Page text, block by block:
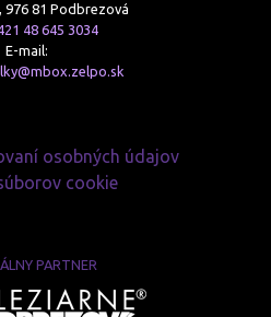
976 81 Podbrezová
48 645 3034
E-mail:
osobných údajov
cookie
PARTNER